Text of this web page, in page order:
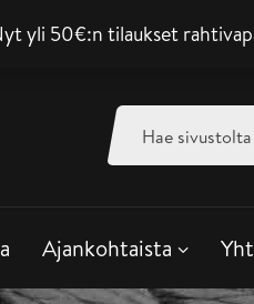
yli 50€:n tilaukset
Haku:
Ajankohtaista